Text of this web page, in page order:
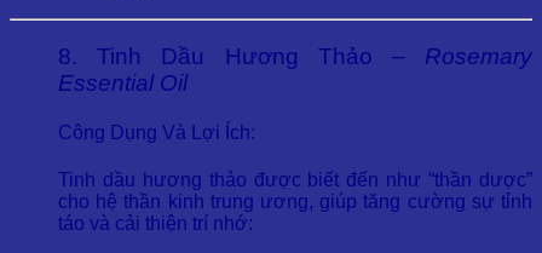
8. Tinh Dầu Hương Thảo – Rosemary
Essential Oil
Công Dụng Và Lợi Ích:
Tinh dầu hương thảo được biết đến như “thần dược”
cho hệ thần kinh trung ương, giúp tăng cường sự tỉnh
táo và cải thiện trí nhớ: